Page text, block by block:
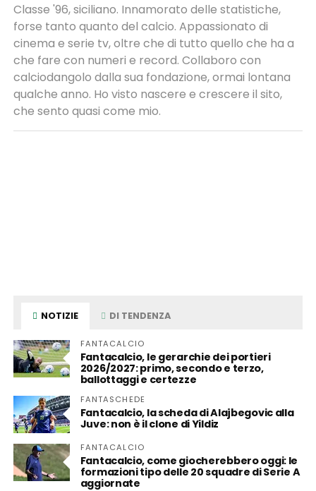
Classe '96, siciliano. Innamorato delle statistiche,
forse tanto quanto del calcio. Appassionato di
cinema e serie tv, oltre che di tutto quello che ha a
che fare con numeri e record. Collaboro con
calciodangolo dalla sua fondazione, ormai lontana
qualche anno. Ho visto nascere e crescere il sito,
che sento quasi come mio.
NOTIZIE DI TENDENZA
FANTACALCIO
Fantacalcio, le gerarchie dei portieri
2026/2027: primo, secondo e terzo,
ballottaggi e certezze
FANTASCHEDE
Fantacalcio, la scheda di Alajbegovic alla
Juve: non è il clone di Yildiz
FANTACALCIO
Fantacalcio, come giocherebbero oggi: le
formazioni tipo delle 20 squadre di Serie A
aggiornate